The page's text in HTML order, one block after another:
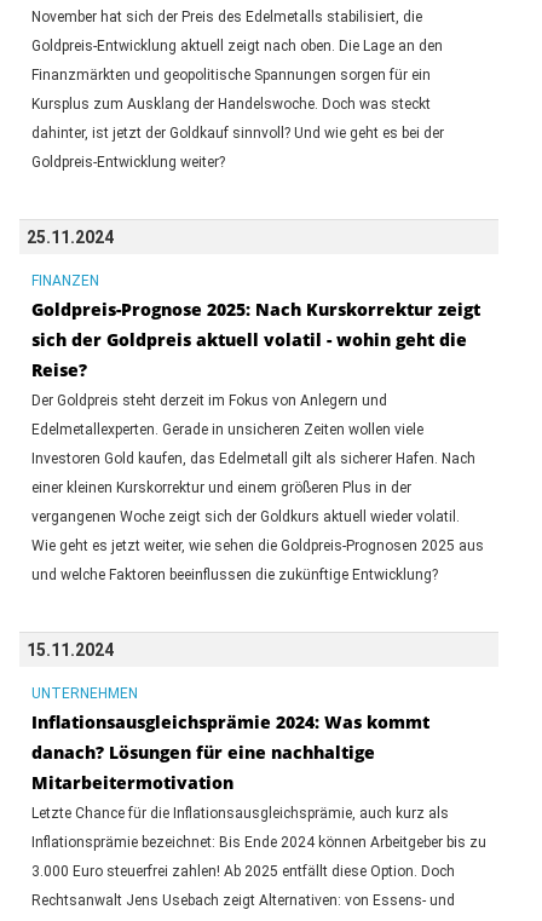
November hat sich der Preis des Edelmetalls stabilisiert, die
Goldpreis-Entwicklung aktuell zeigt nach oben. Die Lage an den
Finanzmärkten und geopolitische Spannungen sorgen für ein
Kursplus zum Ausklang der Handelswoche. Doch was steckt
dahinter, ist jetzt der Goldkauf sinnvoll? Und wie geht es bei der
Goldpreis-Entwicklung weiter?
25.11.2024
FINANZEN
Goldpreis-Prognose 2025: Nach Kurskorrektur zeigt
sich der Goldpreis aktuell volatil - wohin geht die
Reise?
Der Goldpreis steht derzeit im Fokus von Anlegern und
Edelmetallexperten. Gerade in unsicheren Zeiten wollen viele
Investoren Gold kaufen, das Edelmetall gilt als sicherer Hafen. Nach
einer kleinen Kurskorrektur und einem größeren Plus in der
vergangenen Woche zeigt sich der Goldkurs aktuell wieder volatil.
Wie geht es jetzt weiter, wie sehen die Goldpreis-Prognosen 2025 aus
und welche Faktoren beeinflussen die zukünftige Entwicklung?
15.11.2024
UNTERNEHMEN
Inflationsausgleichsprämie 2024: Was kommt
danach? Lösungen für eine nachhaltige
Mitarbeitermotivation
Letzte Chance für die Inflationsausgleichsprämie, auch kurz als
Inflationsprämie bezeichnet: Bis Ende 2024 können Arbeitgeber bis zu
3.000 Euro steuerfrei zahlen! Ab 2025 entfällt diese Option. Doch
Rechtsanwalt Jens Usebach zeigt Alternativen: von Essens- und